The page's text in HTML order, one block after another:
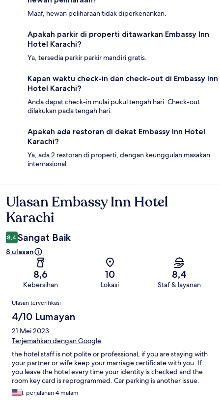
Maaf, hewan peliharaan tidak diperkenankan.
Apakah parkir di properti ditawarkan Embassy Inn
Hotel Karachi?
Ya, tersedia parkir parkir mandiri gratis.
Kapan waktu check-in dan check-out di Embassy Inn
Hotel Karachi?
Anda dapat check-in mulai pukul tengah hari. Check-out
dilakukan pada tengah hari.
Apakah ada restoran di dekat Embassy Inn Hotel
Karachi?
Ya, ada 2 restoran di properti, dengan keunggulan masakan
internasional.
Ulasan
Ulasan Embassy Inn Hotel
Karachi
8,4 Sangat Baik
8 ulasan
8,6
Kebersihan
10
Lokasi
8,4
Staf & layanan
Ulasan
Ulasan terverifikasi
4/10 Lumayan
21 Mei 2023
Terjemahkan dengan Google
the hotel staff is not polite or professional, if you are staying with
your partner or wife keep your marriage certificate with you. If
you leave the hotel every time your identity is checked and the
room key card is reprogrammed. Car parking is another issue.
I, perjalanan 4 malam